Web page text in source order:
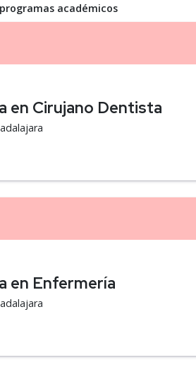
académicos
en Cirujano Dentista
en Enfermería